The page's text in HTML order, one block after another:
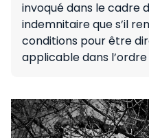
invoqué dans le cadre
indemnitaire que s’il
conditions pour être
applicable dans